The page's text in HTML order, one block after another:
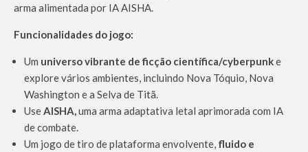
arma alimentada por IA AISHA.
Funcionalidades do jogo:
Um universo vibrante de ficção científica/cyberpunke
explore vários ambientes, incluindo Nova Tóquio, Nova
Washington e a Selva de Titã.
UseAISHA,uma arma adaptativa letal aprimorada com IA
de combate.
Um jogo de tiro de plataforma envolvente, fluido e